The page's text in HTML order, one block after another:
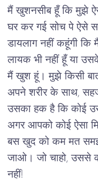
मैं खुशनसीब हूँ कि मुझे
घर कर गई सोच पे ऐसे
डायलाग नहीं कहूंगी कि
लायक भी नहीं हूँ या
मैं खुश हूं। मुझे किसी
अपने शरीर के साथ,
उसका हक है कि कोई
अगर आपको कोई ऐसा
बस खुद को कम मत
जाओ। जो चाहो, उससे
नहीं!